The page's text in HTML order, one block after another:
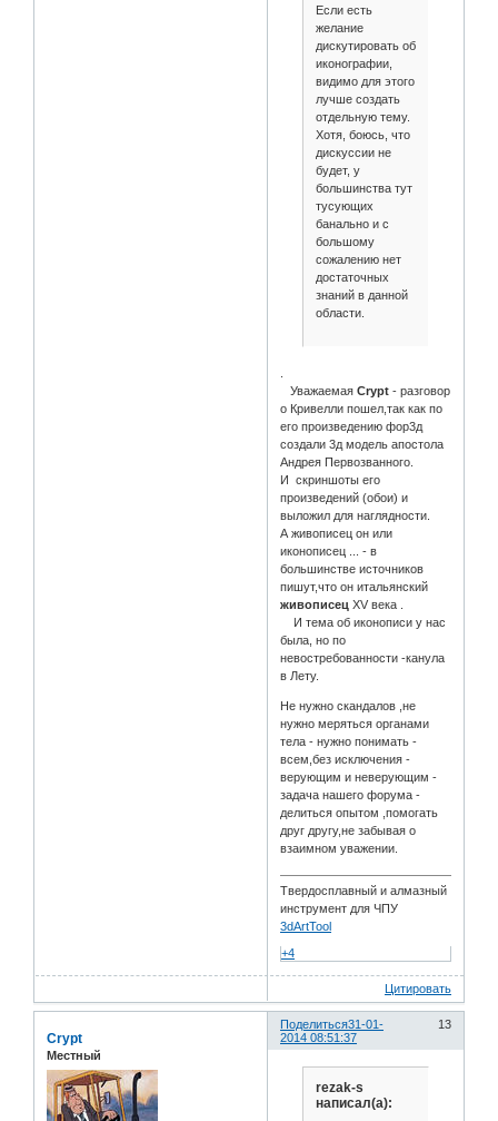
Если есть
желание
дискутировать об
иконографии,
видимо для этого
лучше создать
отдельную тему.
Хотя, боюсь, что
дискуссии не
будет, у
большинства тут
тусующих
банально и с
большому
сожалению нет
достаточных
знаний в данной
области.
УважаемаяCrypt - разговор
о Кривелли пошел,так как по
его произведению фор3д
создали 3д модель апостола
Андрея Первозванного.
И скриншоты его
произведений (обои) и
выложил для наглядности.
А живописец он или
иконописец ... - в
большинстве источников
пишут,что он итальянский
живописец XV века .
И тема об иконописи у нас
была, но по
невостребованности -канула
в Лету.
Не нужно скандалов ,не
нужно меряться органами
тела - нужно понимать -
всем,без исключения -
верующим и неверующим -
задача нашего форума -
делиться опытом ,помогать
друг другу,не забывая о
взаимном уважении.
Твердосплавный и алмазный
инструмент для ЧПУ
3dArtTool
+4
Цитировать
Поделиться 13
31-01-
2014 08:51:37
Crypt
Местный
rezak-s
написал(а):